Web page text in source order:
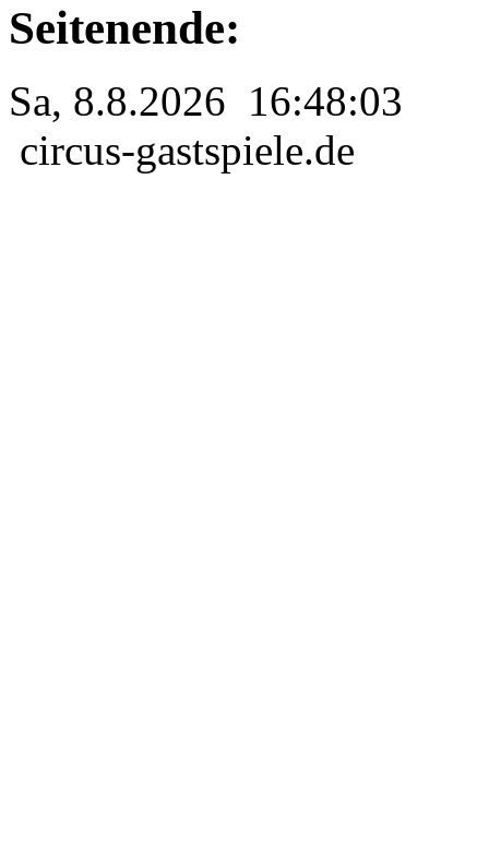
Seitenende:
Sa, 8.8.2026 16:48:03
circus-gastspiele.de